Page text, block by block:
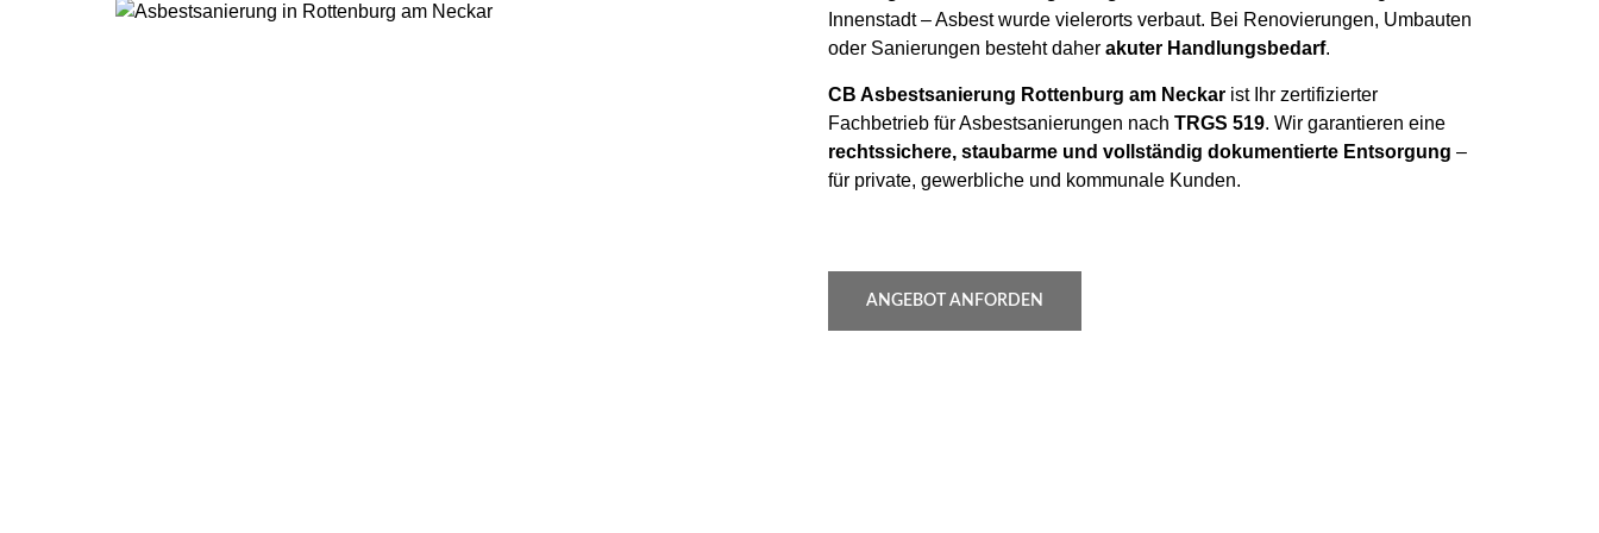
Innenstadt – Asbest wurde vielerorts verbaut. Bei Renovierungen, Umbauten
oder Sanierungen besteht daher akuter Handlungsbedarf.
CB Asbestsanierung Rottenburg am Neckarist Ihr zertifizierter
Fachbetrieb für Asbestsanierungen nach TRGS 519. Wir garantieren eine
rechtssichere, staubarme und vollständig dokumentierte Entsorgung –
für private, gewerbliche und kommunale Kunden.
ANGEBOT ANFORDEN